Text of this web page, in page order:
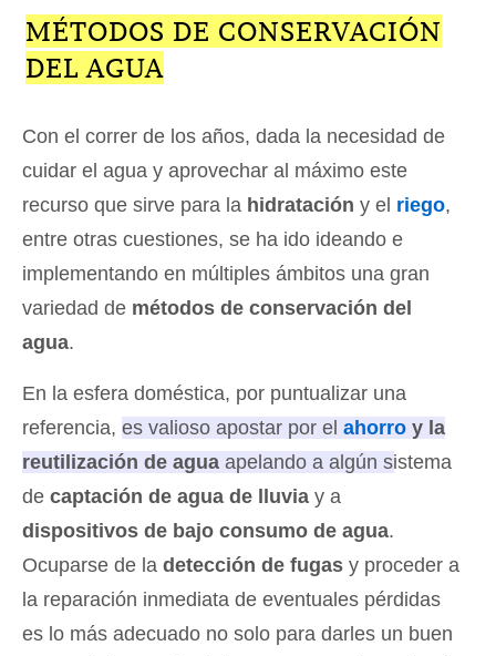
MÉTODOS DE CONSERVACIÓN
DEL AGUA
Con el correr de los años, dada la necesidad de
cuidar el agua y aprovechar al máximo este
recurso que sirve para la hidratación y el riego,
entre otras cuestiones, se ha ido ideando e
implementando en múltiples ámbitos una gran
variedad de métodos de conservación del
agua.
En la esfera doméstica, por puntualizar una
referencia, es valioso apostar por el ahorro y la
reutilización de agua apelando a algún sistema
de captación de agua de lluvia y a
dispositivos de bajo consumo de agua.
Ocuparse de la detección de fugas y proceder a
la reparación inmediata de eventuales pérdidas
es lo más adecuado no solo para darles un buen